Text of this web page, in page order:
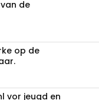
de
op de
vor jeugd en